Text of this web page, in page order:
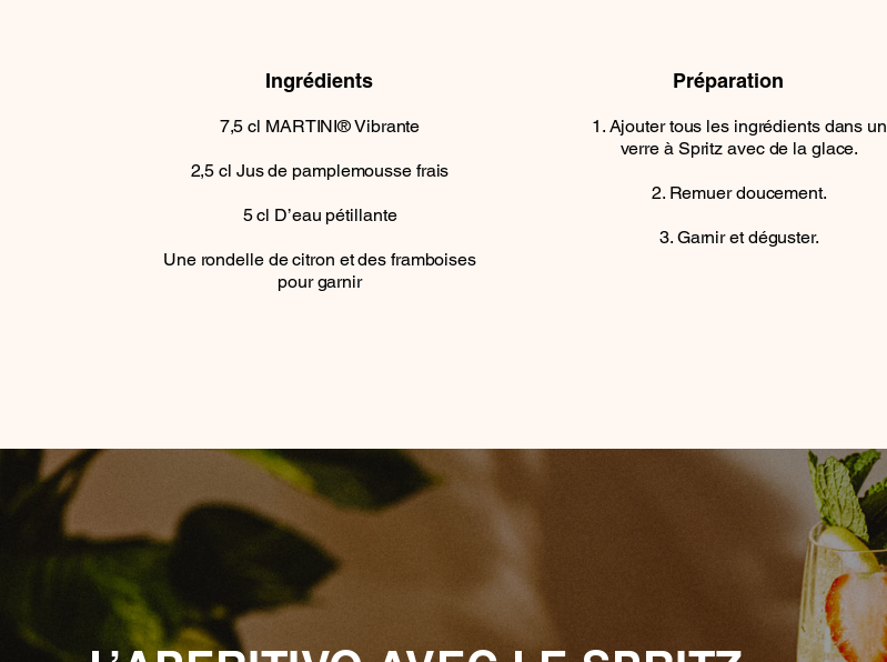
Ingrédients
7,5 cl MARTINI® Vibrante
2,5 cl Jus de pamplemousse frais
5 cl D’eau pétillante
Une rondelle de citron et des framboises
pour garnir
Préparation
Ajouter tous les ingrédients dans un
verre à Spritz avec de la glace.
Remuer doucement.
Garnir et déguster.